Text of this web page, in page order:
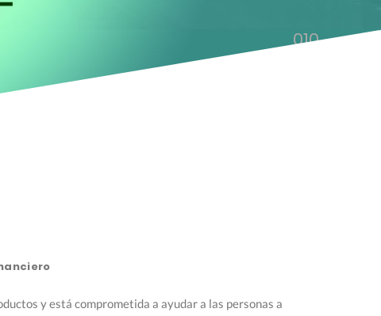
010
y está comprometida a ayudar a las personas a